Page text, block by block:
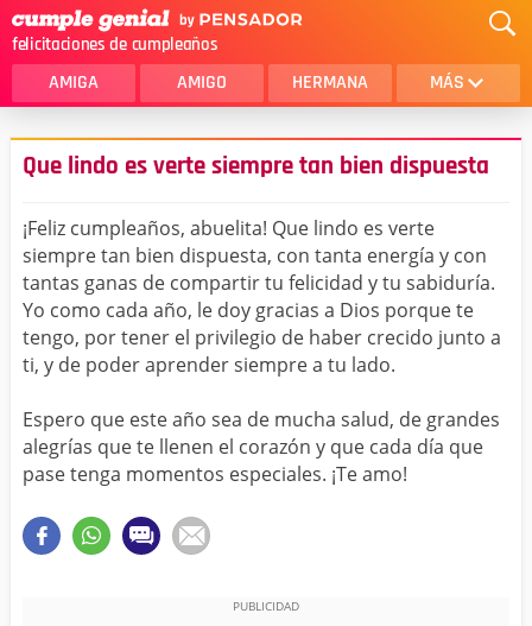
felicitaciones de cumpleaños
AMIGA AMIGO HERMANA MÁS
MAMA
AMOR
SOBRINA
HIJA
HERMANO
HIJO
NOVIA
ESPOSO
PAPA
HOMBRE
TIA
CUÑADA
ALGUIEN ESPECIAL
PRIMO
TODAS LAS CATEGORÍAS
Que lindo es verte siempre tan bien dispuesta
¡Feliz cumpleaños, abuelita! Que lindo es verte
siempre tan bien dispuesta, con tanta energía y con
tantas ganas de compartir tu felicidad y tu sabiduría.
Yo como cada año, le doy gracias a Dios porque te
tengo, por tener el privilegio de haber crecido junto a
ti, y de poder aprender siempre a tu lado.
Espero que este año sea de mucha salud, de grandes
alegrías que te llenen el corazón y que cada día que
pase tenga momentos especiales. ¡Te amo!